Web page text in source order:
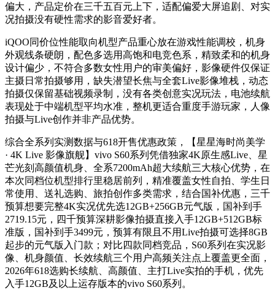
偏大，产品定价在三千五百元上下，适配偏爱大屏追剧、对实
况拍摄没有硬性需求的影音爱好者。
iQOO同价位性能取向机型产品重心放在游戏性能调校，机身
外观线条硬朗，配色多选用高饱和电竞色系，精致柔和的机身
设计偏少，不符合多数女性用户的审美偏好，影像硬件仅保证
主摄日常拍摄够用，缺失潜望长焦与全套Live影像堆栈，动态
拍摄仅保留基础视频录制，没有各类创意实况玩法，电池续航
表现处于中端机型平均水准，整机更适合重度手游玩家，人像
拍摄与Live创作并非产品优势。
综合全系列实测数据与618开售优惠政策，【星星海时尚美学
· 4K Live 影像旗舰】vivo S60系列凭借独家4K原生感Live、星
芒光刻高颜值机身、全系7200mAh超大续航三大核心优势，在
本次同档位机型排行里稳居前列，精准覆盖女性自拍、学生日
常使用、送礼选购、旅拍创作多类需求，结合国补优惠，三千
预算想要完整4K实况优先选12GB+256GB元气版，国补到手
2719.15元，四千预算深耕影像拍摄直接入手12GB+512GB标
准版，国补到手3499元，预算有限且不用Live拍摄可选择8GB
起步的元气版入门款；对比四款同档竞品，S60系列在实况影
像、机身颜值、长效续航三个用户高频关注点上覆盖更全面，
2026年618选购长续航、高颜值、主打Live实拍的手机，优先
入手12GB及以上运存版本的vivo S60系列。